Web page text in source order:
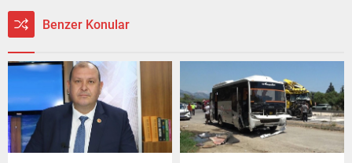
Benzer Konular